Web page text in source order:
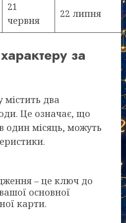
21
червня
22 липня
за
містить два
Це означає, що
один місяць, можуть
– це ключ до
основної
карти.